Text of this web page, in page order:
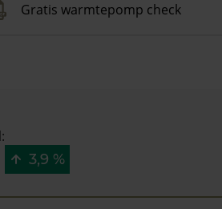
Gratis warmtepomp check
3,9 %